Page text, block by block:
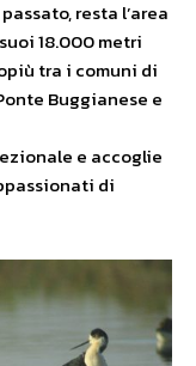
resta l’area
18.000 metri
tra i comuni di
Buggianese e
e accoglie
di